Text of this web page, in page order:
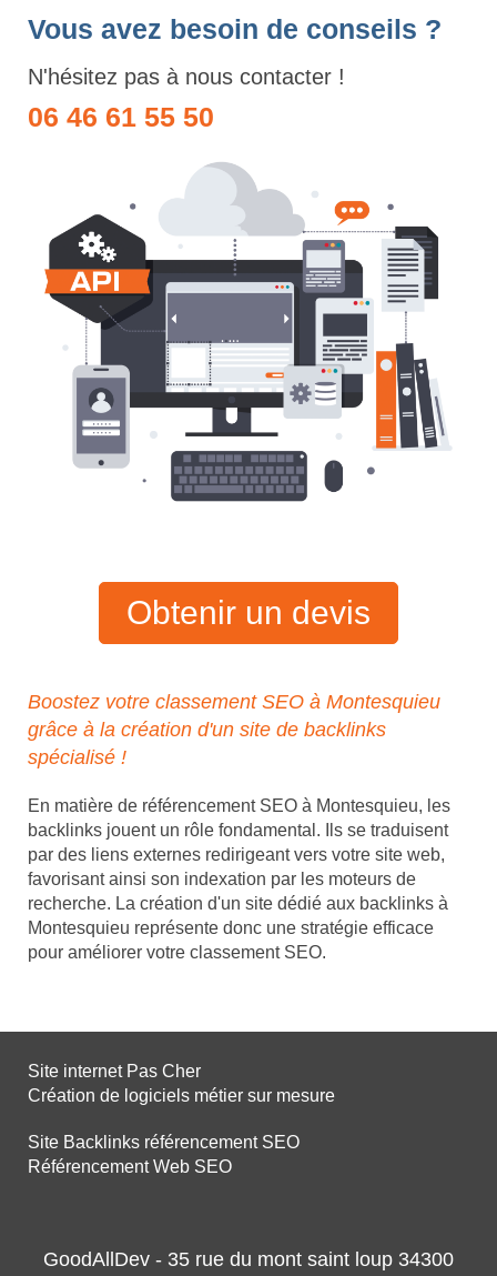
Vous avez besoin de conseils ?
N'hésitez pas à nous contacter !
06 46 61 55 50
Obtenir un devis
Boostez votre classement SEO à Montesquieu
grâce à la création d'un site de backlinks
spécialisé !
En matière de référencement SEO à Montesquieu, les
backlinks jouent un rôle fondamental. Ils se traduisent
par des liens externes redirigeant vers votre site web,
favorisant ainsi son indexation par les moteurs de
recherche. La création d'un site dédié aux backlinks à
Montesquieu représente donc une stratégie efficace
pour améliorer votre classement SEO.
Site internet Pas Cher
Création de logiciels métier sur mesure
Site Backlinks référencement SEO
Référencement Web SEO
GoodAllDev - 35 rue du mont saint loup 34300